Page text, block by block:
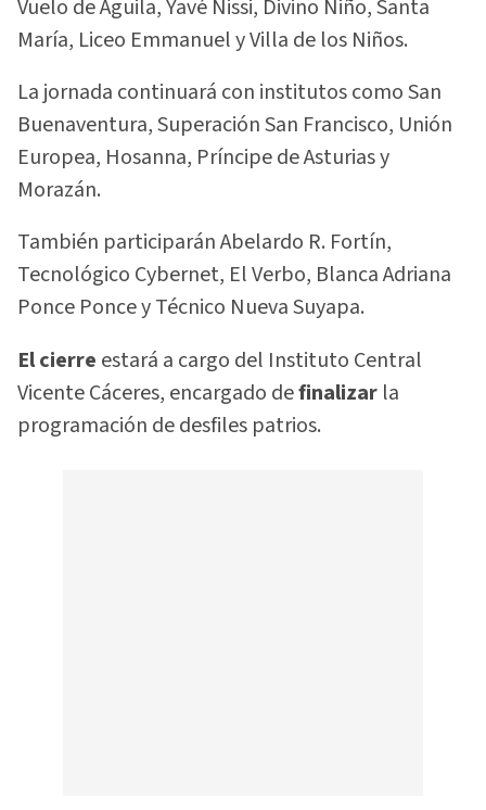
Vuelo de Águila, Yavé Nissi, Divino Niño, Santa
María, Liceo Emmanuel y Villa de los Niños.
La jornada continuará con institutos como San
Buenaventura, Superación San Francisco, Unión
Europea, Hosanna, Príncipe de Asturias y
Morazán.
También participarán Abelardo R. Fortín,
Tecnológico Cybernet, El Verbo, Blanca Adriana
Ponce Ponce y Técnico Nueva Suyapa.
El cierre estará a cargo del Instituto Central
Vicente Cáceres, encargado definalizar la
programación de desfiles patrios.